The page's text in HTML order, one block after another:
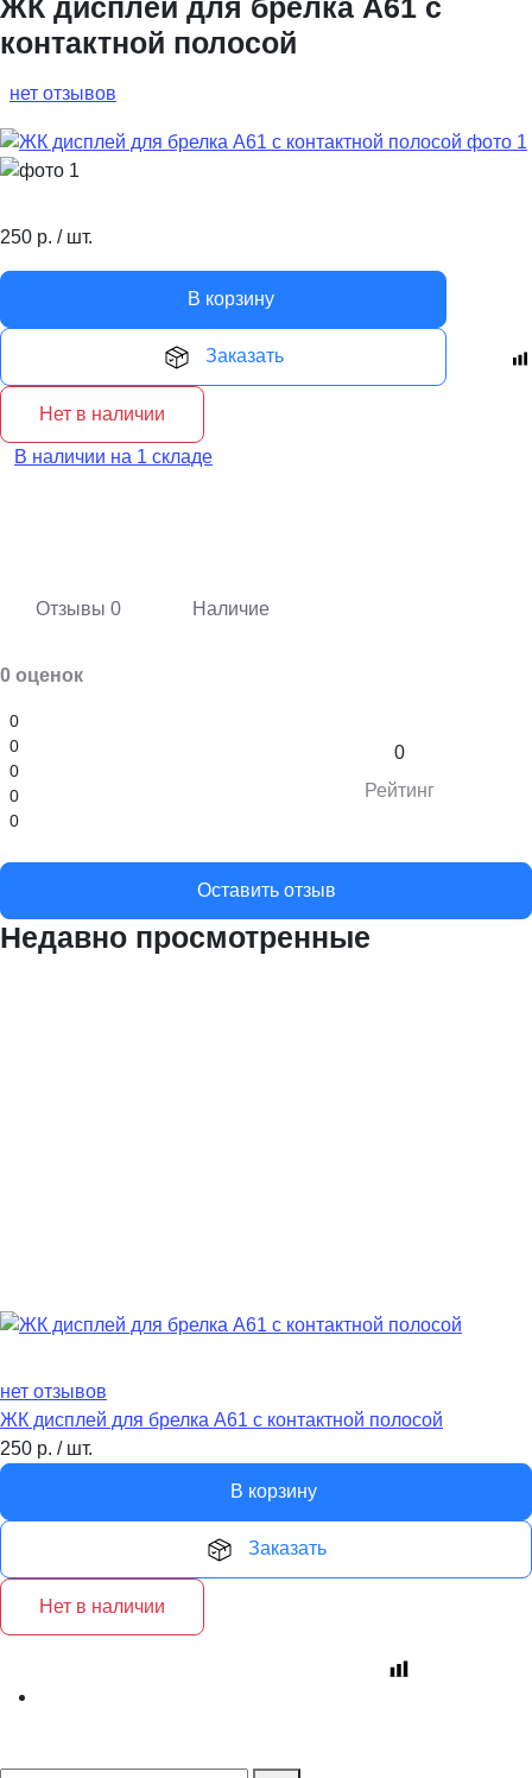
ЖК дисплей для брелка A61 с
контактной полосой
нет отзывов
250 р. / шт.
В корзину
Заказать
Нет в наличии
В наличии на 1 складе
Отзывы 0 Наличие
0 оценок
0
0
0
0
0
0
Рейтинг
Оставить отзыв
Недавно просмотренные
нет отзывов
ЖК дисплей для брелка A61 с контактной полосой
250 р. / шт.
В корзину
Заказать
Нет в наличии